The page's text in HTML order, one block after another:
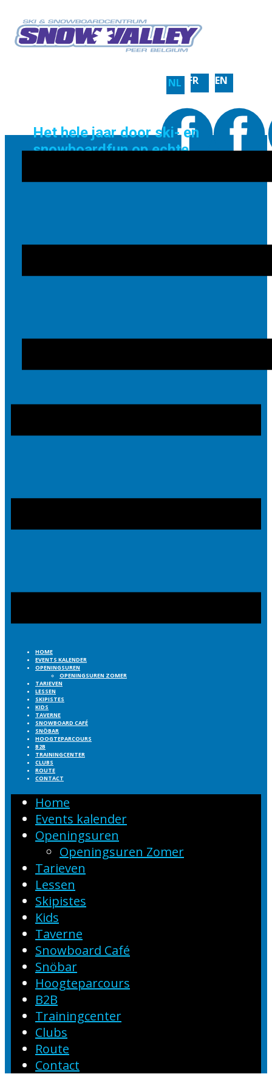
EN
FR
NL
Het hele jaar door ski- en
snowboardfun op echte
HOME
EVENTS KALENDER
OPENINGSUREN
OPENINGSUREN ZOMER
TARIEVEN
LESSEN
SKIPISTES
KIDS
TAVERNE
SNOWBOARD CAFÉ
SNÖBAR
HOOGTEPARCOURS
B2B
TRAININGCENTER
CLUBS
ROUTE
CONTACT
Home
Events kalender
Openingsuren
Openingsuren Zomer
Tarieven
Lessen
Skipistes
Kids
Taverne
Snowboard Café
Snöbar
Hoogteparcours
B2B
Trainingcenter
Clubs
Route
Contact